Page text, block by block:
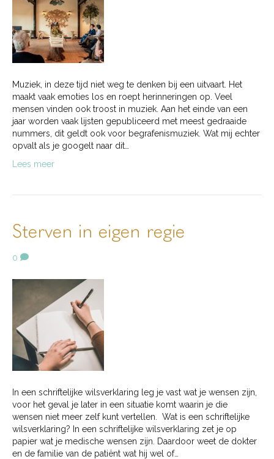
Muziek, in deze tijd niet weg te denken bij een uitvaart. Het
maakt vaak emoties los en roept herinneringen op. Veel
mensen vinden ook troost in muziek. Aan het einde van een
jaar worden vaak lijsten gepubliceerd met meest gedraaide
nummers, dit geldt ook voor begrafenismuziek. Wat mij echter
opvalt als je googelt naar dit…
Lees meer
Sterven in eigen regie
0
In een schriftelijke wilsverklaring leg je vast wat je wensen zijn,
voor het geval je later in een situatie komt waarin je die
wensen niet meer zelf kunt vertellen. Wat is een schriftelijke
wilsverklaring? In een schriftelijke wilsverklaring zet je op
papier wat je medische wensen zijn. Daardoor weet de dokter
en de familie van de patiënt wat hij wel of…